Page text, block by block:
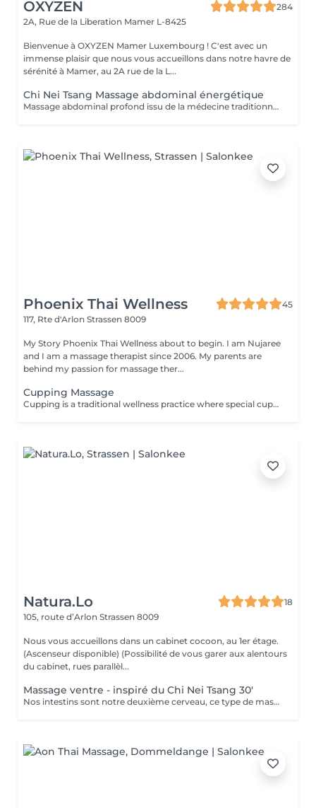
OXYZEN
284
2A, Rue de la Liberation Mamer L-8425
Bienvenue à OXYZEN Mamer Luxembourg ! C'est avec un
immense plaisir que nous vous accueillons dans notre havre de
sérénité à Mamer, au 2A rue de la L...
Chi Nei Tsang Massage abdominal énergétique
Massage abdominal profond issu de la médecine traditionnelle chinoise aidant à libérer les tensions du ventre et à retrouver légèreté et équilibre.
Phoenix Thai Wellness
45
117, Rte d'Arlon Strassen 8009
My Story Phoenix Thai Wellness about to begin. I am Nujaree
and I am a massage therapist since 2006. My parents are
behind my passion for massage ther...
Cupping Massage
Cupping is a traditional wellness practice where special cups are placed on the skin for a few minutes to create a gentle suction. This technique is designed to help release tension, promote deep relaxation, and enhance overall well-being, serving as a wonderful complement to a deep-tissue massage experience.
Natura.Lo
18
105, route d’Arlon Strassen 8009
Nous vous accueillons dans un cabinet cocoon, au 1er étage.
(Ascenseur disponible) (Possibilité de vous garer aux alentours
du cabinet, rues parallèl...
Massage ventre - inspiré du Chi Nei Tsang 30'
Nos intestins sont notre deuxième cerveau, ce type de massage réorganise et redynamise vos organes. Moment de reconnexion avec soi. (Ne convient pas aux femmes enceintes, ni aux personnes ayant reçu une opération récente au niveau digestif) Chèque cadeau disponible (Montant de votre choix, celui-ci est à indiquer lors de votre demande)